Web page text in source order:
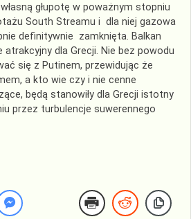
głupotę w poważnym stopniu
South Streamu i dla niej gazowa
definitywnie zamknięta. Balkan
atrakcyjny dla Grecji. Nie bez powodu
się z Putinem, przewidując że
a kto wie czy i nie cenne
będą stanowiły dla Grecji istotny
przez turbulencje suwerennego